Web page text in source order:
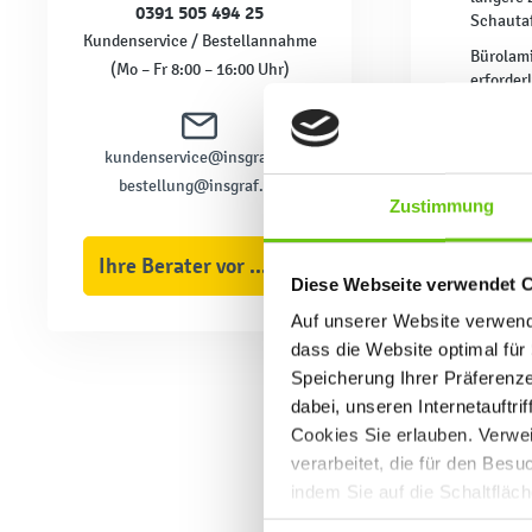
Zustimmung
Diese Webseite verwendet
Auf unserer Website
dass die Website optimal
Speicherung Ihrer
dabei, unseren
Cookies Sie erlauben.
verarbeitet, die für den
indem Sie auf die
Datenschutzrichtlinien.
0391 505 494 25
Kundenservice / Bestellannahme
(Mo – Fr 8:00 – 16:00 Uhr)
kundenservice@insgraf.de
bestellung@insgraf.de
Ihre Berater vor Ort
von
Eines
Ein
Bei der
sollte
mit
Die